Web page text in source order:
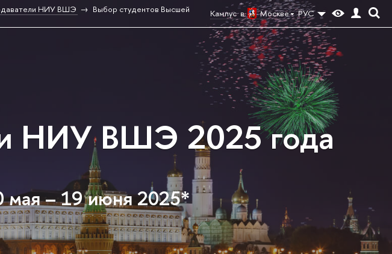
Кампус в Москве РУС
НИУ ВШЭ
Выбор студентов Высшей
НИУ ВШЭ 2025 года
мая – 19 июня 2025*